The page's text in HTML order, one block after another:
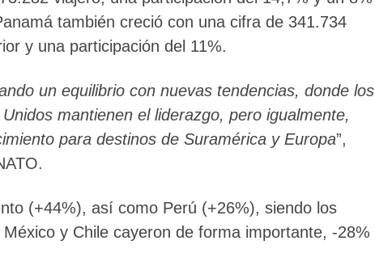
también creció con una cifra de 341.734
y una participación del 11%.
un equilibrio con nuevas tendencias, donde los
mantienen el liderazgo, pero igualmente,
para destinos de Suramérica y Europa”,
(+44%), así como Perú (+26%), siendo los
y Chile cayeron de forma importante, -28%